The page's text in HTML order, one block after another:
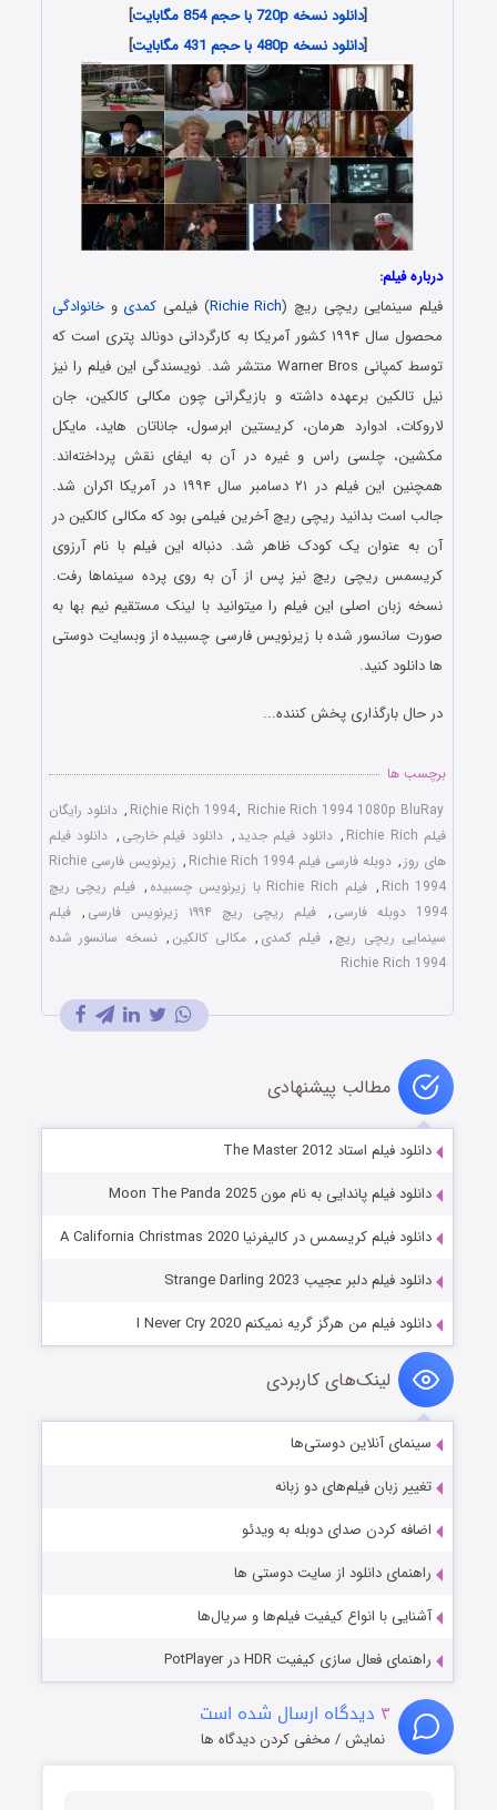
[دانلود نسخه 720p با حجم 854 مگابایت
]
[دانلود نسخه 480p با حجم 431 مگابایت ]
درباره فیلم:
فیلم سینمایی ریچی ریچ (Richie Rich) فیلمی کمدی و خانوادگی
محصول سال ۱۹۹۴ کشور آمریکا به کارگردانی دونالد پتری است که
توسط کمپانی Warner Bros منتشر شد. نویسندگی این فیلم را نیز
نیل تالکین برعهده داشته و بازیگرانی چون مکالی کالکین، جان
لاروکات، ادوارد هرمان، کریستین ابرسول، جاناتان هاید، مایکل
مکشین، چلسی راس و غیره در آن به ایفای نقش پرداخته‌اند.
همچنین این فیلم در ۲۱ دسامبر سال ۱۹۹۴ در آمریکا اکران شد.
جالب است بدانید ریچی ریچ آخرین فیلمی بود که مکالی کالکین در
آن به عنوان یک کودک ظاهر شد. دنباله این فیلم با نام آرزوی
کریسمس ریچی ریچ نیز پس از آن به روی پرده سینماها رفت.
نسخه زبان اصلی این فیلم را میتوانید با لینک مستقیم نیم بها به
صورت سانسور شده با زیرنویس فارسی چسبیده از وبسایت دوستی
ها دانلود کنید.
در حال بارگذاری پخش کننده...
برچسب ها
Ri¢hie Ri¢h 1994, Richie Rich 1994 1080p BluRay
, دانلود رایگان
فیلم Richie Rich
, دانلود فیلم جدید , دانلود فیلم خارجی , دانلود فیلم
های روز , دوبله فارسی فیلم Richie Rich 1994 ,
زیرنویس فارسی Richie
Rich 1994
, فیلم Richie Rich با زیرنویس چسبیده , فیلم ریچی ریچ
1994 دوبله فارسی
, فیلم ریچی ریچ ۱۹۹۴ زیرنویس فارسی , فیلم
سینمایی ریچی ریچ , فیلم کمدی , مکالی کالکین , نسخه سانسور شده
Richie Rich 1994
مطالب پیشنهادی
دانلود فیلم استاد The Master 2012
دانلود فیلم پاندایی به نام مون Moon The Panda 2025
دانلود فیلم کریسمس در کالیفرنیا A California Christmas 2020
دانلود فیلم دلبر عجیب Strange Darling 2023
دانلود فیلم من هرگز گریه نمیکنم I Never Cry 2020
لینک‌های کاربردی
سینمای آنلاین دوستی‌ها
تغییر زبان فیلم‌های دو زبانه
اضافه کردن صدای دوبله به ویدئو
راهنمای دانلود از سایت دوستی ها
آشنایی با انواع کیفیت فیلم‌ها و سریال‌ها
راهنمای فعال سازی کیفیت HDR در PotPlayer
۳ دیدگاه ارسال شده است
نمایش / مخفی کردن دیدگاه ها